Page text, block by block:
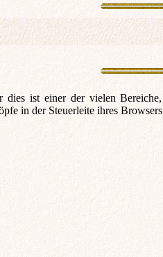
in der Steuerleite ihres Browsers